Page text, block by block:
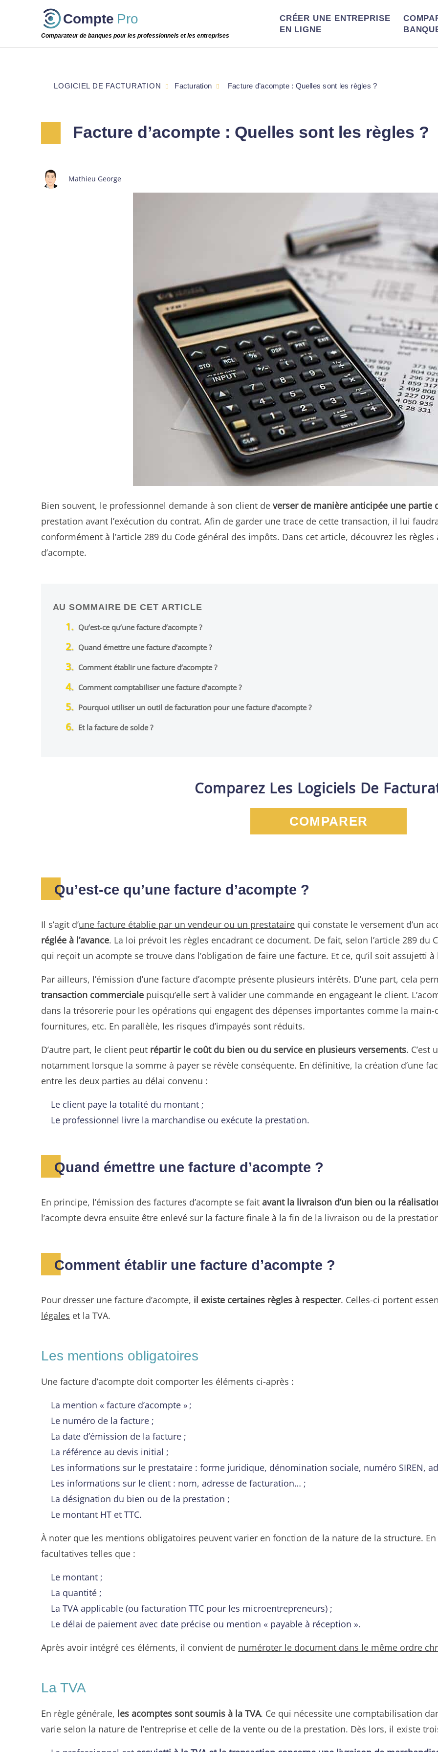
Compte Pro
Comparateur de banques pour les professionnels et les entreprises
CRÉER UNE ENTREPRISE
EN LIGNE
Facture d’acompte : Quelles sont les règles ?
Mathieu George
Bien souvent, le professionnel demande à son client de verser de manière anticipée une partie
prestation avant l’exécution du contrat. Afin de garder une trace de cette transaction, il lui
conformément à l’article 289 du Code général des impôts. Dans cet article, découvrez les
d’acompte.
AU SOMMAIRE DE CET ARTICLE
Qu’est-ce qu’une facture d’acompte ?
Quand émettre une facture d’acompte ?
Comment établir une facture d’acompte ?
Comment comptabiliser une facture d’acompte ?
Pourquoi utiliser un outil de facturation pour une facture d’acompte ?
Et la facture de solde ?
Comparez Les Logiciels De
COMPARER
Qu’est-ce qu’une facture d’acompte ?
Il s’agit d’une facture établie par un vendeur ou un prestataire qui constate le versement d’un
réglée à l’avance. La loi prévoit les règles encadrant ce document. De fait, selon l’article 289
qui reçoit un acompte se trouve dans l’obligation de faire une facture. Et ce, qu’il soit assujetti à
Par ailleurs, l’émission d’une facture d’acompte présente plusieurs intérêts. D’une part, cela
transaction commerciale puisqu’elle sert à valider une commande en engageant le client.
dans la trésorerie pour les opérations qui engagent des dépenses importantes comme la main-
fournitures, etc. En parallèle, les risques d’impayés sont réduits.
D’autre part, le client peut répartir le coût du bien ou du service en plusieurs versements.
notamment lorsque la somme à payer se révèle conséquente. En définitive, la création d’une
entre les deux parties au délai convenu :
Le client paye la totalité du montant ;
Le professionnel livre la marchandise ou exécute la prestation.
Quand émettre une facture d’acompte ?
En principe, l’émission des factures d’acompte se fait avant la livraison d’un bien ou la
l’acompte devra ensuite être enlevé sur la facture finale à la fin de la livraison ou de la
Comment établir une facture d’acompte ?
Pour dresser une facture d’acompte, il existe certaines règles à respecter. Celles-ci portent
légales et la TVA.
Les mentions obligatoires
Une facture d’acompte doit comporter les éléments ci-après :
La mention « facture d’acompte » ;
Le numéro de la facture ;
La date d’émission de la facture ;
La référence au devis initial ;
Les informations sur le prestataire : forme juridique, dénomination sociale, numéro SIREN,
Les informations sur le client : nom, adresse de facturation… ;
La désignation du bien ou de la prestation ;
Le montant HT et TTC.
À noter que les mentions obligatoires peuvent varier en fonction de la nature de la structure.
facultatives telles que :
Le montant ;
La quantité ;
La TVA applicable (ou facturation TTC pour les microentrepreneurs) ;
Le délai de paiement avec date précise ou mention « payable à réception ».
Après avoir intégré ces éléments, il convient de numéroter le document dans le même ordre
La TVA
En règle générale, les acomptes sont soumis à la TVA. Ce qui nécessite une comptabilisation
varie selon la nature de l’entreprise et celle de la vente ou de la prestation. Dès lors, il existe
LOGICIEL DE FACTURATION Facturation Facture d’acompte : Quelles sont les règles ?